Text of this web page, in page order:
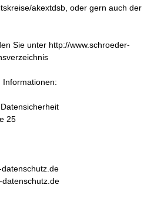
akextdsb, oder gern auch der
Sie unter http://www.schroeder-
Informationen:
25
datenschutz.de